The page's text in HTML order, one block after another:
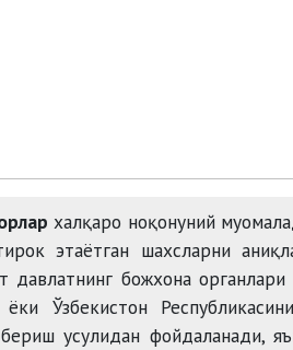
халқаро ноқонуний
этаётган шахсларни
божхона органлари
Ўзбекистон
усулидан фойдаланади,